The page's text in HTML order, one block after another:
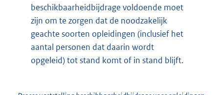
beschikbaarheidbijdrage voldoende moet
zijn om te zorgen dat de noodzakelijk
geachte soorten opleidingen (inclusief het
aantal personen dat daarin wordt
opgeleid) tot stand komt of in stand blijft.